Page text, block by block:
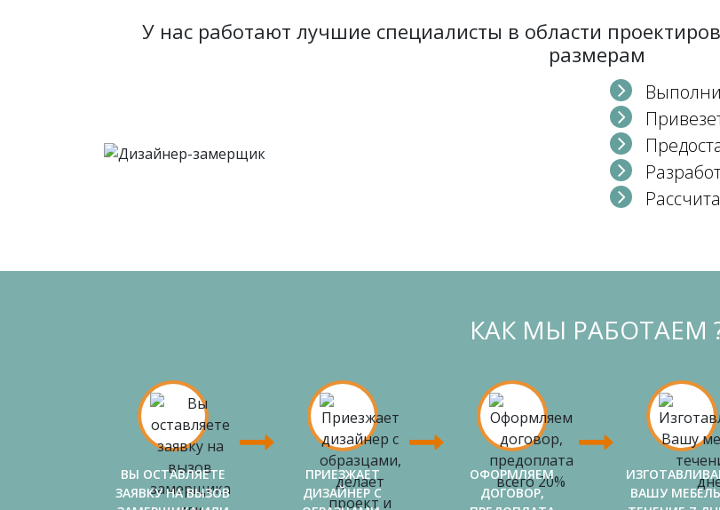
У нас работают лучшие специалисты в области
размерам
КАК МЫ РАБОТАЕМ
ВЫ ОСТАВЛЯЕТЕ
ЗАЯВКУ НА ВЫЗОВ
ПРИЕЗЖАЕТ
ДИЗАЙНЕР С
ОФОРМЛЯЕМ
ДОГОВОР,
ВАШУ